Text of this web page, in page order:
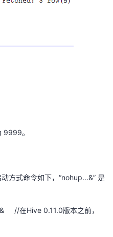
9999。
方式命令如下，“nohup...&” 是
//在Hive 0.11.0版本之前，